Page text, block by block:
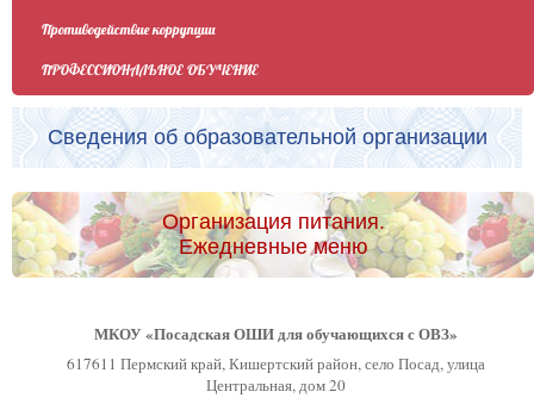
Противодействие коррупции
ПРОФЕССИОНАЛЬНОЕ ОБУЧЕНИЕ
Сведения об образовательной организации
Организация питания.
Ежедневные меню
МКОУ «Посадская ОШИ для обучающихся с ОВЗ»
617611 Пермский край, Кишертский район, село Посад, улица
Центральная, дом 20